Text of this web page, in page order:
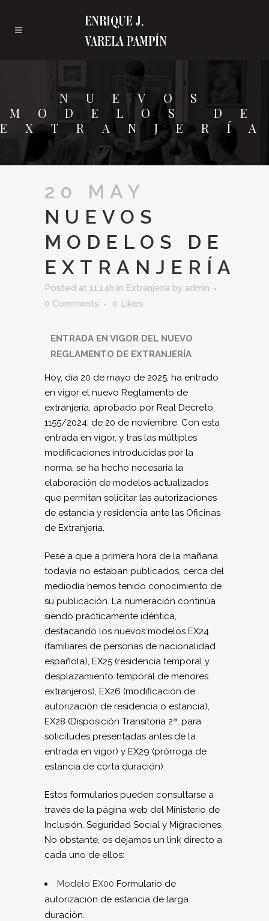
NUEVOS
MODELOS DE
20 MAY
NUEVOS
MODELOS DE
EXTRANJERÍA
Posted at 11:14h in Extranjería by admin
0 Comments
0 Likes
ENTRADA EN VIGOR DEL NUEVO
REGLAMENTO DE EXTRANJERÍA
Hoy, día 20 de mayo de 2025, ha entrado
en vigor el nuevo Reglamento de
extranjería, aprobado por Real Decreto
1155/2024, de 20 de noviembre. Con esta
entrada en vigor, y tras las múltiples
modificaciones introducidas por la
norma, se ha hecho necesaria la
elaboración de modelos actualizados
que permitan solicitar las autorizaciones
de estancia y residencia ante las Oficinas
de Extranjería.
Pese a que a primera hora de la mañana
todavía no estaban publicados, cerca del
mediodía hemos tenido conocimiento de
su publicación. La numeración continúa
siendo prácticamente idéntica,
destacando los nuevos modelos EX24
(familiares de personas de nacionalidad
española), EX25 (residencia temporal y
desplazamiento temporal de menores
extranjeros), EX26 (modificación de
autorización de residencia o estancia),
EX28 (Disposición Transitoria 2ª, para
solicitudes presentadas antes de la
entrada en vigor) y EX29 (prórroga de
estancia de corta duración).
Estos formularios pueden consultarse a
través de la página web del Ministerio de
Inclusión, Seguridad Social y Migraciones.
No obstante, os dejamos un link directo a
cada uno de ellos:
Modelo EX00 Formulario de
autorización de estancia de larga
duración.